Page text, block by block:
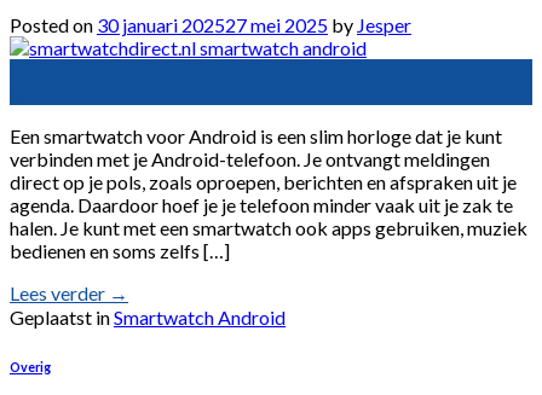
Posted on 30 januari 202527 mei 2025 by Jesper
Een smartwatch voor Android is een slim horloge dat je kunt
verbinden met je Android-telefoon. Je ontvangt meldingen
direct op je pols, zoals oproepen, berichten en afspraken uit je
agenda. Daardoor hoef je je telefoon minder vaak uit je zak te
halen. Je kunt met een smartwatch ook apps gebruiken, muziek
bedienen en soms zelfs […]
Lees verder →
Geplaatst inSmartwatch Android
Overig